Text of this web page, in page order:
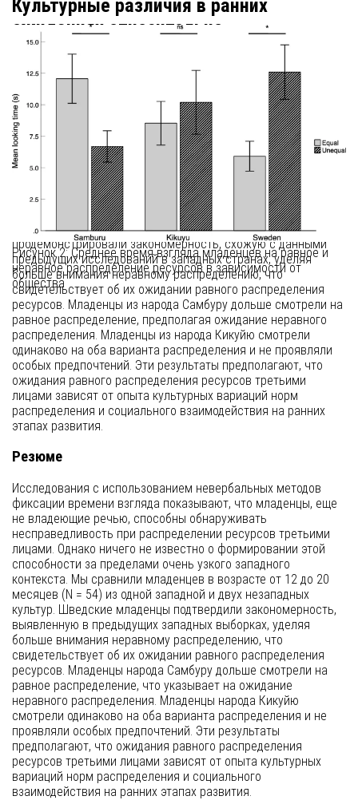
Рисунок 2: Среднее время взгляда младенцев на равное и
неравное распределение ресурсов в зависимости от
общества
Культурные различия в ранних
ожиданиях относительно
распределения ресурсов третьими
лицами
Исследования с использованием невербальных методов
фиксации времени взгляда показывают, что младенцы, еще
не владеющие речью, способны обнаруживать
несправедливость при распределении ресурсов третьими
лицами. Однако практически ничего не известно о
формировании этой способности за пределами узкого
западного контекста. Мы сравнили младенцев в возрасте от
12 до 20 месяцев (N = 54) из одной западной и двух
незападных культур. Младенцы из Швеции
продемонстрировали закономерность, схожую с данными
предыдущих исследований в западных странах, уделяя
больше внимания неравному распределению, что
свидетельствует об их ожидании равного распределения
ресурсов. Младенцы из народа Самбуру дольше смотрели на
равное распределение, предполагая ожидание неравного
распределения. Младенцы из народа Кикуйю смотрели
одинаково на оба варианта распределения и не проявляли
особых предпочтений. Эти результаты предполагают, что
ожидания равного распределения ресурсов третьими
лицами зависят от опыта культурных вариаций норм
распределения и социального взаимодействия на ранних
этапах развития.
Резюме
Исследования с использованием невербальных методов
фиксации времени взгляда показывают, что младенцы, еще
не владеющие речью, способны обнаруживать
несправедливость при распределении ресурсов третьими
лицами. Однако ничего не известно о формировании этой
способности за пределами очень узкого западного
контекста. Мы сравнили младенцев в возрасте от 12 до 20
месяцев (N = 54) из одной западной и двух незападных
культур. Шведские младенцы подтвердили закономерность,
выявленную в предыдущих западных выборках, уделяя
больше внимания неравному распределению, что
свидетельствует об их ожидании равного распределения
ресурсов. Младенцы народа Самбуру дольше смотрели на
равное распределение, что указывает на ожидание
неравного распределения. Младенцы народа Кикуйю
смотрели одинаково на оба варианта распределения и не
проявляли особых предпочтений. Эти результаты
предполагают, что ожидания равного распределения
ресурсов третьими лицами зависят от опыта культурных
вариаций норм распределения и социального
взаимодействия на ранних этапах развития.